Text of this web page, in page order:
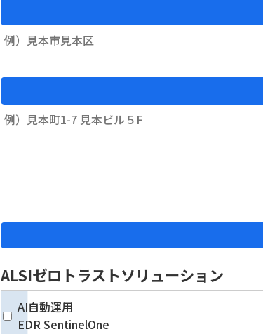
ALSIゼロトラストソリューション
AI自動運用
EDR SentinelOne